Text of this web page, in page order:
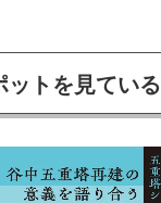
ットを見ている